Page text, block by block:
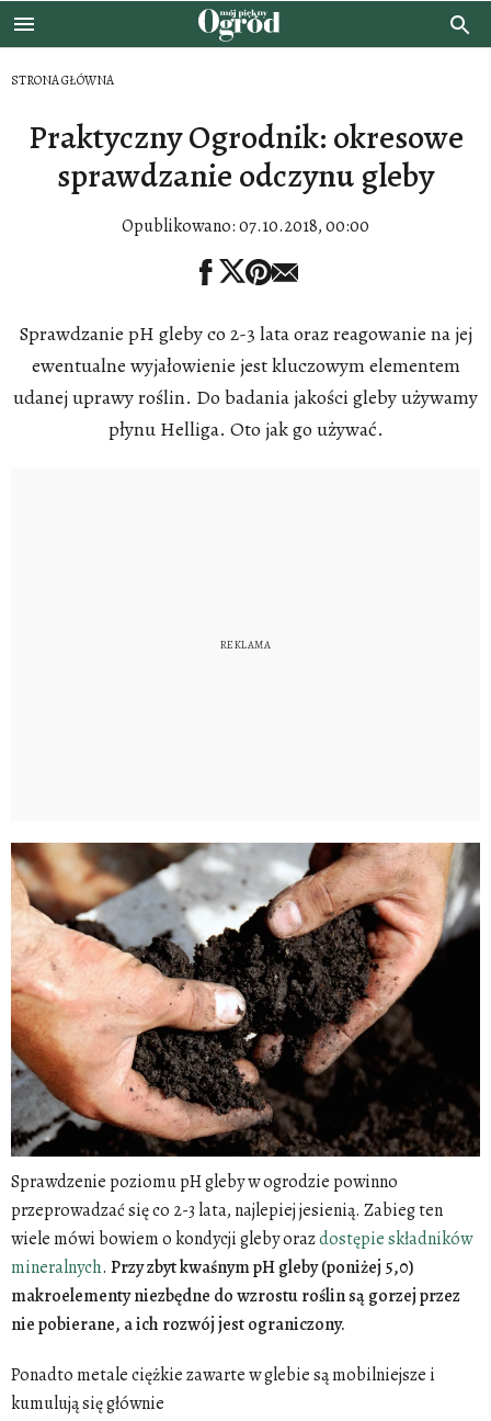
STRONA GŁÓWNA
Praktyczny Ogrodnik: okresowe
sprawdzanie odczynu gleby
Opublikowano:07.10.2018, 00:00
Sprawdzanie pH gleby co 2-3 lata oraz reagowanie na jej
ewentualne wyjałowienie jest kluczowym elementem
udanej uprawy roślin. Do badania jakości gleby używamy
płynu Helliga. Oto jak go używać.
Sprawdzenie poziomu pH gleby w ogrodzie powinno
przeprowadzać się co 2-3 lata, najlepiej jesienią. Zabieg ten
wiele mówi bowiem o kondycji gleby orazdostępie składników
mineralnych. Przy zbyt kwaśnym pH gleby (poniżej 5,0)
makroelementy niezbędne do wzrostu roślin są gorzej przez
nie pobierane, a ich rozwój jest ograniczony.
Ponadto metale ciężkie zawarte w glebie są mobilniejsze i
kumulują się głównie